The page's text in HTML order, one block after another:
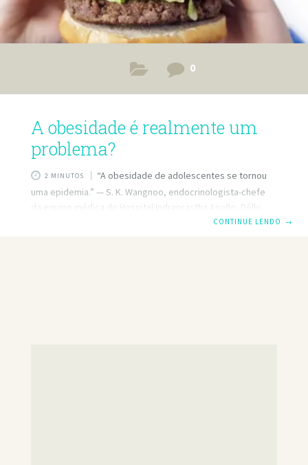
0
A obesidade é realmente um
problema?
2 MINUTOS
“A obesidade de adolescentes se tornou
uma epidemia.” — S. K. Wangnoo, endocrinologista-chefe
da equipe médica do Hospital Indraprastha Apollo, Délhi,
Índia. COMO mostra o comentário acima, muitas famílias
CONTINUE LENDO →